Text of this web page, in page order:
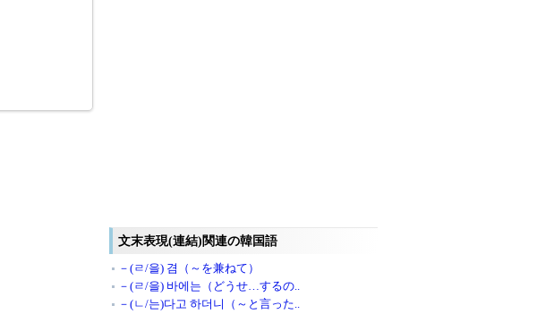
文末表現(連結)関連の韓国語
－(ㄹ/을) 겸（～を兼ねて）
－(ㄹ/을) 바에는（どうせ…するの..
－(ㄴ/는)다고 하더니（～と言った..